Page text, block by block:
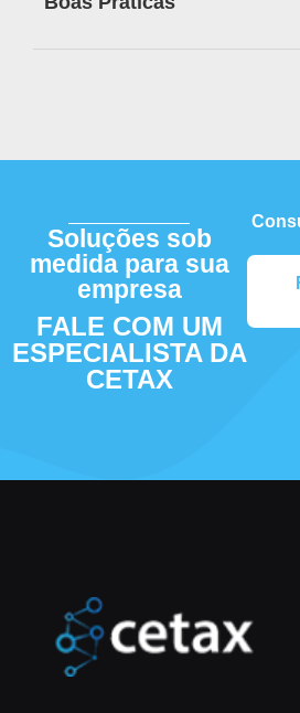
Soluções sob
medida para sua
empresa
FALE COM UM
ESPECIALISTA DA
CETAX